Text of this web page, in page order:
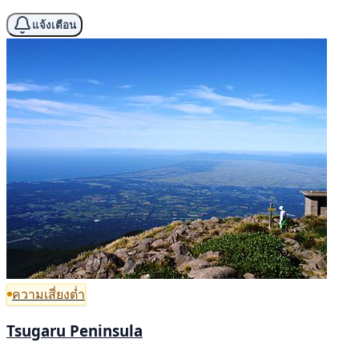
แจ้งเตือน
ความเสี่ยงต่ำ
Tsugaru Peninsula